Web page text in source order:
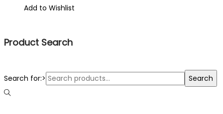
Add to Wishlist
Product Search
Search for:> Search